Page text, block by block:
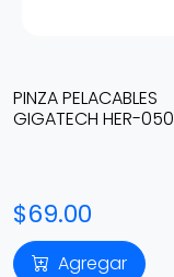
PINZA PELACABLES
GIGATECH HER-050
$69.00
Agregar